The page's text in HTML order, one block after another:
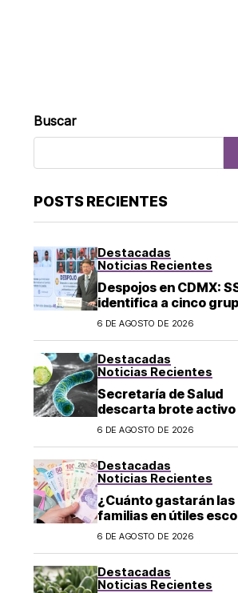
Buscar
POSTS RECIENTES
Destacadas
Noticias Recientes
Despojos en CDMX:
identifica a cinco
criminales vinculados
6 DE AGOSTO DE 2026
Destacadas
Noticias Recientes
Secretaría de Salud
descarta brote activo
ciclosporiasis en
6 DE AGOSTO DE 2026
Destacadas
Noticias Recientes
¿Cuánto gastarán las
familias en útiles
Costo aumenta a 6 mil
6 DE AGOSTO DE 2026
Destacadas
Noticias Recientes